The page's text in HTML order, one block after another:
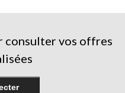
consulter vos offres